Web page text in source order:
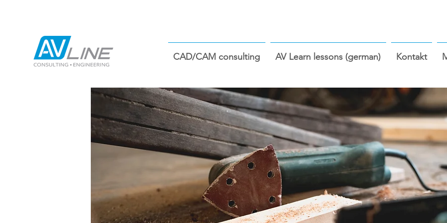
CAD/CAM consulting AV Learn lessons (german) Kontakt